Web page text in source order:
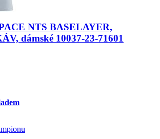
NTS BASELAYER,
dámské 10037-23-71601